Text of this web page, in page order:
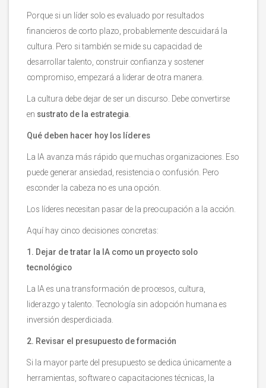
Porque si un líder solo es evaluado por resultados
financieros de corto plazo, probablemente descuidará la
cultura. Pero si también se mide su capacidad de
desarrollar talento, construir confianza y sostener
compromiso, empezará a liderar de otra manera.
La cultura debe dejar de ser un discurso. Debe convertirse
en sustrato de la estrategia.
Qué deben hacer hoy los líderes
La IA avanza más rápido que muchas organizaciones. Eso
puede generar ansiedad, resistencia o confusión. Pero
esconder la cabeza no es una opción.
Los líderes necesitan pasar de la preocupación a la acción.
Aquí hay cinco decisiones concretas:
1. Dejar de tratar la IA como un proyecto solo
tecnológico
La IA es una transformación de procesos, cultura,
liderazgo y talento. Tecnología sin adopción humana es
inversión desperdiciada.
2. Revisar el presupuesto de formación
Si la mayor parte del presupuesto se dedica únicamente a
herramientas, software o capacitaciones técnicas, la